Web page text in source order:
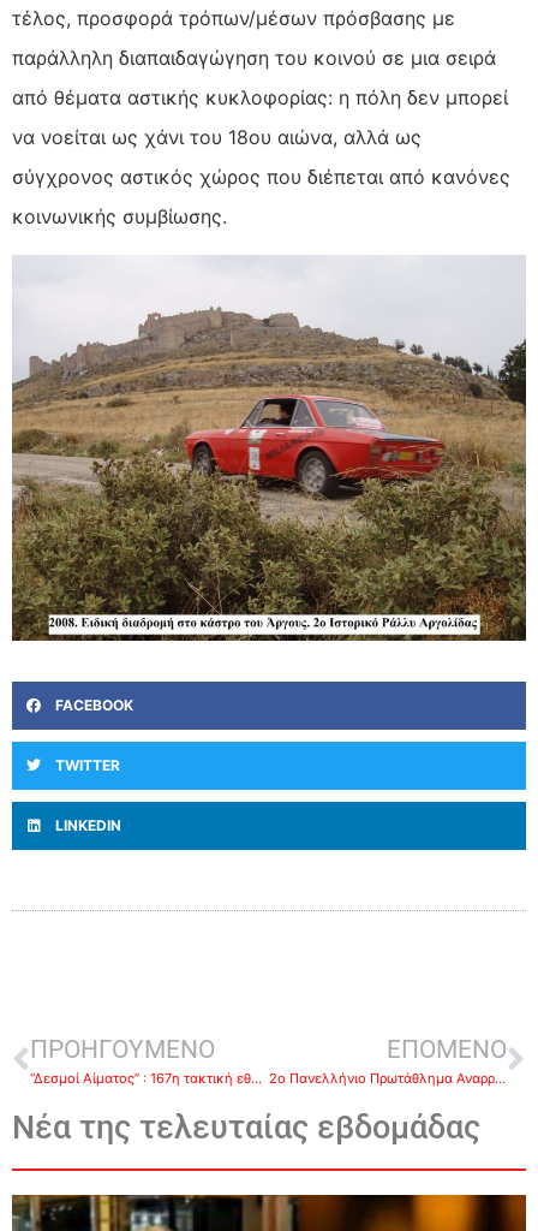
τέλος, προσφορά τρόπων/μέσων πρόσβασης με
παράλληλη διαπαιδαγώγηση του κοινού σε μια σειρά
από θέματα αστικής κυκλοφορίας: η πόλη δεν μπορεί
να νοείται ως χάνι του 18ου αιώνα, αλλά ως
σύγχρονος αστικός χώρος που διέπεται από κανόνες
κοινωνικής συμβίωσης.
FACEBOOK
TWITTER
LINKEDIN
ΠΡΟΗΓΟΥΜΕΝΟ
“Δεσμοί Αίματος” : 167η τακτική εθελοντική αιμοδοσία στη Νέα Κίο
ΕΠΟΜΕΝΟ
2ο Πανελλήνιο Πρωτάθλημα Αναρρίχησης Βράχου CAMP
Νέα της τελευταίας εβδομάδας